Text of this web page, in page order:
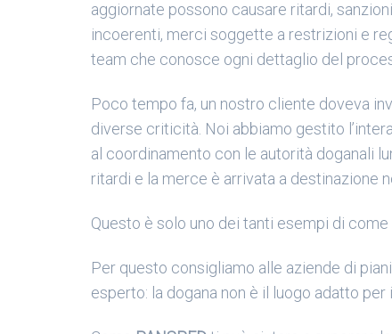
aggiornate possono causare ritardi,
incoerenti, merci soggette a restrizioni e
team che conosce ogni dettaglio del
Poco tempo fa, un nostro cliente doveva
diverse criticità. Noi abbiamo gestito
al coordinamento con le autorità doganali
ritardi e la merce è arrivata a destinazione
Questo è solo uno dei tanti esempi di
Per questo consigliamo alle aziende di
esperto: la dogana non è il luogo adatto per